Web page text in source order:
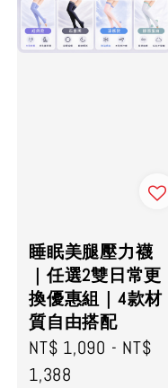
睡眠美腿壓力襪
｜任選2雙日常更
換優惠組｜4款材
質自由搭配
Sale
price
NT$ 1,090 - NT$
1,388